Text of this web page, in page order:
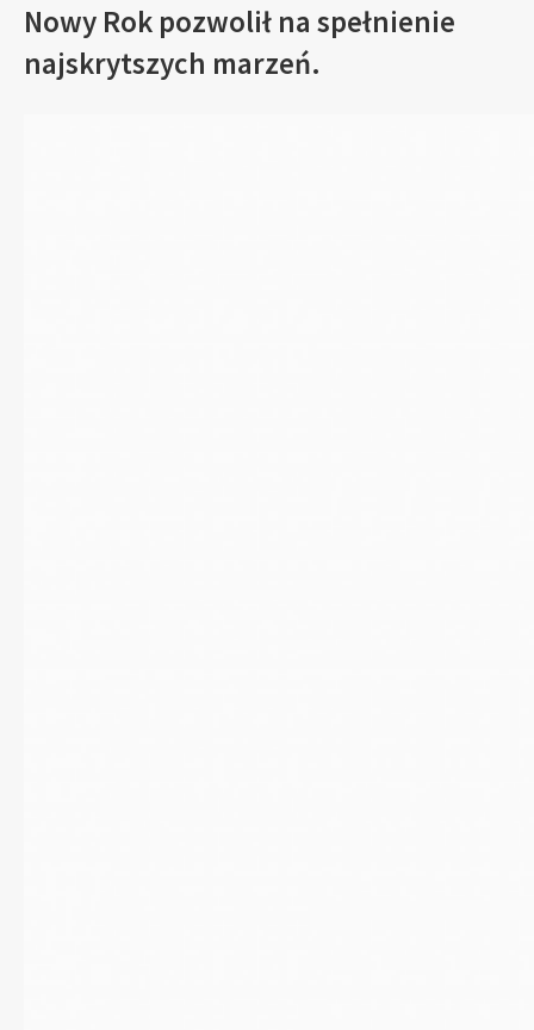
Nowy Rok pozwolił na spełnienie
najskrytszych marzeń.